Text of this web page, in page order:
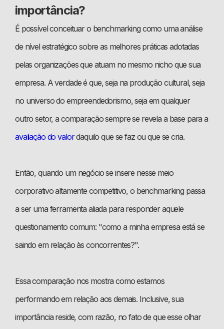
importância?
É possível conceituar o benchmarking como uma análise
de nível estratégico sobre as melhores práticas adotadas
pelas organizações que atuam no mesmo nicho que sua
empresa. A verdade é que, seja na produção cultural, seja
no universo do empreendedorismo, seja em qualquer
outro setor, a comparação sempre se revela a base para a
avaliação do valordaquilo que se faz ou que se cria.
Então, quando um negócio se insere nesse meio
corporativo altamente competitivo, o benchmarking passa
a ser uma ferramenta aliada para responder aquele
questionamento comum: "como a minha empresa está se
saindo em relação às concorrentes?".
Essa comparação nos mostra como estamos
performando em relação aos demais. Inclusive, sua
importância reside, com razão, no fato de que esse olhar